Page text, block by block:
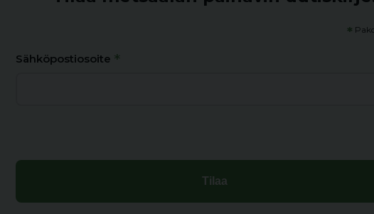
*
Sähköpostiosoite *